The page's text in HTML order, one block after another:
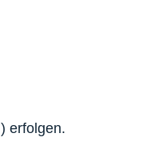
) erfolgen.